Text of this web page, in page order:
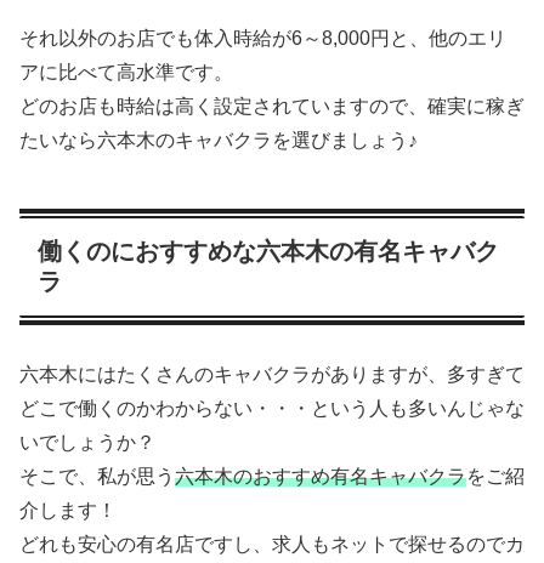
それ以外のお店でも体入時給が6～8,000円と、他のエリ
アに比べて高水準です。
どのお店も時給は高く設定されていますので、確実に稼ぎ
たいなら六本木のキャバクラを選びましょう♪
働くのにおすすめな六本木の有名キャバク
ラ
六本木にはたくさんのキャバクラがありますが、多すぎて
どこで働くのかわからない・・・という人も多いんじゃな
いでしょうか？
そこで、私が思う 六本木のおすすめ有名キャバクラをご紹
介します！
どれも安心の有名店ですし、求人もネットで探せるのでカ